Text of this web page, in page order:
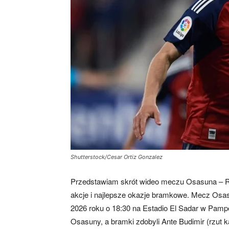
Shutterstock/Cesar Ortiz Gonzalez
Przedstawiam skrót wideo meczu Osasuna –
akcje i najlepsze okazje bramkowe. Mecz
2026 roku o 18:30 na Estadio El Sadar w
Osasuny, a bramki zdobyli Ante Budimir (rzut